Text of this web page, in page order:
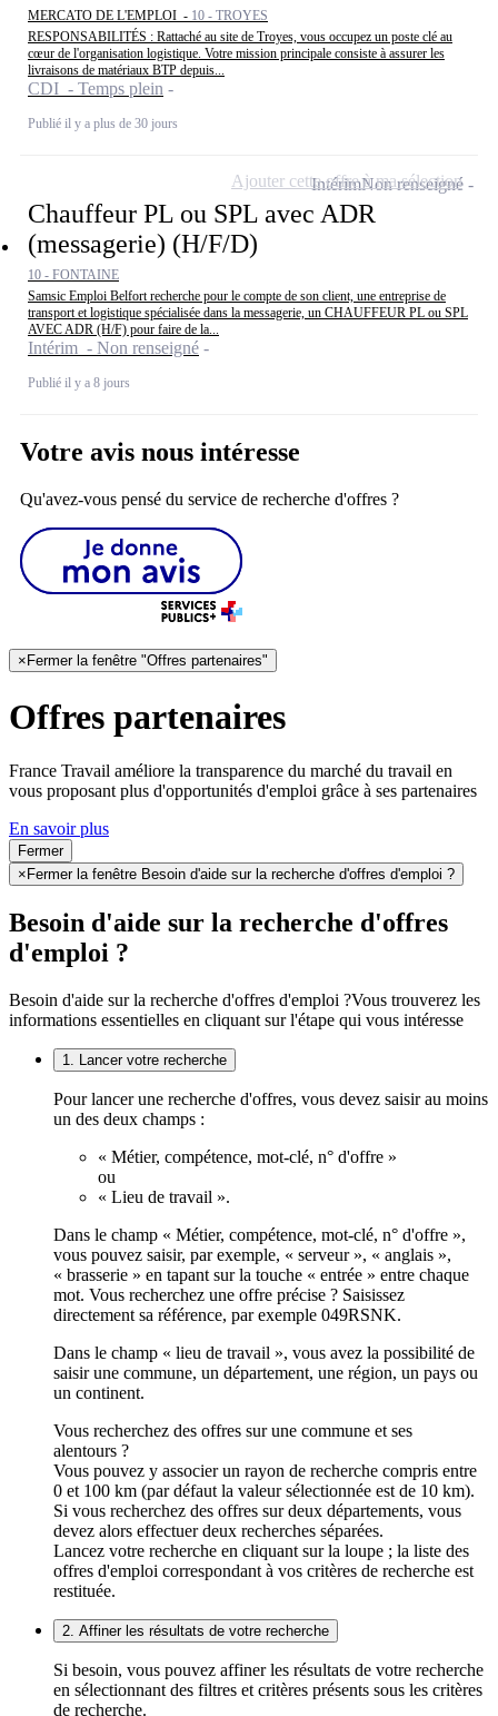
MERCATO DE L'EMPLOI - 10 - TROYES
RESPONSABILITÉS : Rattaché au site de Troyes, vous occupez un poste clé au
cœur de l'organisation logistique. Votre mission principale consiste à assurer les
livraisons de matériaux BTP depuis...
CDI - Temps plein
Publié il y a plus de 30 jours
Chauffeur PL ou SPL avec ADR
(messagerie) (H/F/D)
10 - FONTAINE
Samsic Emploi Belfort recherche pour le compte de son client, une entreprise de
transport et logistique spécialisée dans la messagerie, un CHAUFFEUR PL ou SPL
AVEC ADR (H/F) pour faire de la...
Intérim - Non renseigné
Publié il y a 8 jours
IntérimNon renseigné
Ajouter cette offre à ma sélection
Votre avis nous intéresse
Qu'avez-vous pensé du service de recherche d'offres ?
× Fermer la fenêtre "Offres partenaires"
Offres partenaires
France Travail améliore la transparence du marché du travail en
vous proposant plus d'opportunités d'emploi grâce à ses partenaires
En savoir plus
Fermer
× Fermer la fenêtre Besoin d'aide sur la recherche d'offres d'emploi ?
Besoin d'aide sur la recherche d'offres
d'emploi ?
Besoin d'aide sur la recherche d'offres d'emploi ?Vous trouverez les
informations essentielles en cliquant sur l'étape qui vous intéresse
1. Lancer votre recherche
Pour lancer une recherche d'offres, vous devez saisir au moins
un des deux champs :
« Métier, compétence, mot-clé, n° d'offre »
ou
« Lieu de travail ».
Dans le champ « Métier, compétence, mot-clé, n° d'offre »,
vous pouvez saisir, par exemple, « serveur », « anglais »,
« brasserie » en tapant sur la touche « entrée » entre chaque
mot. Vous recherchez une offre précise ? Saisissez
directement sa référence, par exemple 049RSNK.
Dans le champ « lieu de travail », vous avez la possibilité de
saisir une commune, un département, une région, un pays ou
un continent.
Vous recherchez des offres sur une commune et ses
alentours ?
Vous pouvez y associer un rayon de recherche compris entre
0 et 100 km (par défaut la valeur sélectionnée est de 10 km).
Si vous recherchez des offres sur deux départements, vous
devez alors effectuer deux recherches séparées.
Lancez votre recherche en cliquant sur la loupe ; la liste des
offres d'emploi correspondant à vos critères de recherche est
restituée.
2. Affiner les résultats de votre recherche
Si besoin, vous pouvez affiner les résultats de votre recherche
en sélectionnant des filtres et critères présents sous les critères
de recherche.